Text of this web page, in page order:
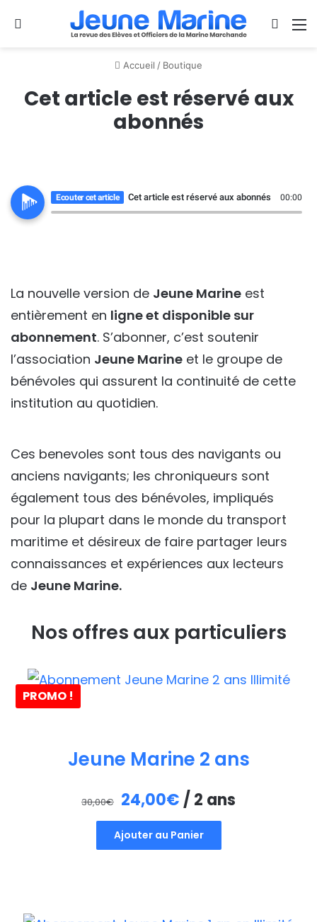
Se connecter
Accueil / Boutique
Cet article est réservé aux
abonnés
Ecouter cet article Cet article est réservé aux abonnés 00:00
La nouvelle version de Jeune Marine est
entièrement en ligne et disponible sur
abonnement. S’abonner, c’est soutenir
l’association Jeune Marine et le groupe de
bénévoles qui assurent la continuité de cette
institution au quotidien.
Ces benevoles sont tous des navigants ou
anciens navigants; les chroniqueurs sont
également tous des bénévoles, impliqués
pour la plupart dans le monde du transport
maritime et désireux de faire partager leurs
connaissances et expériences aux lecteurs
de Jeune Marine.
Nos offres aux particuliers
PROMO !
Jeune Marine 2 ans
30,00€ Le
prix
initial
24,00€ Le
prix
actuel
/ 2 ans
Ajouter au Panier